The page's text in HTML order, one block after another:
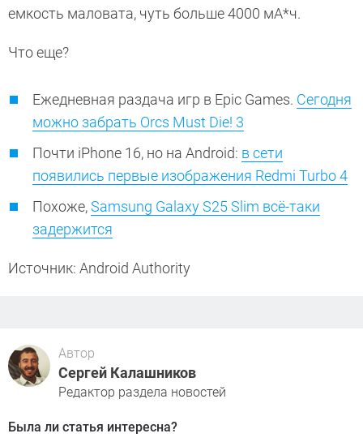
емкость маловата, чуть больше 4000 мА*ч.
Что еще?
Ежедневная раздача игр в Epic Games. Сегодня
можно забрать Orcs Must Die! 3
Почти iPhone 16, но на Android: в сети
появились первые изображения Redmi Turbo 4
Похоже,Samsung Galaxy S25 Slim всё-таки
задержится
Источник: Android Authority
Автор
Сергей Калашников
Редактор раздела новостей
Была ли статья интересна?